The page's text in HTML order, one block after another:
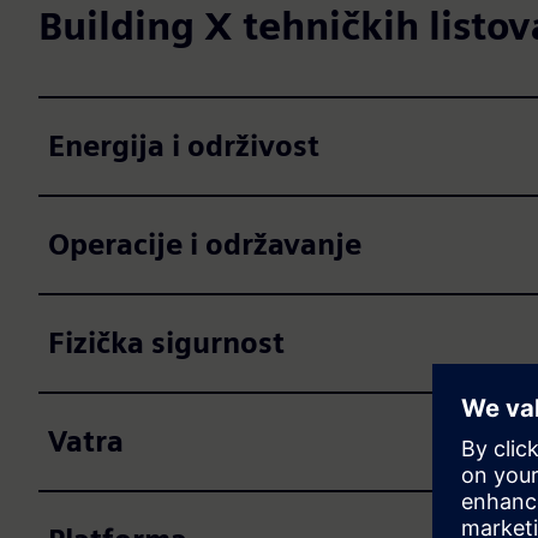
Building X tehničkih
Energija i održivost
Operacije i održavanje
Fizička sigurnost
Vatra